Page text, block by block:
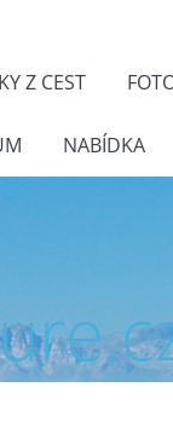
Z CEST
NABÍDKA